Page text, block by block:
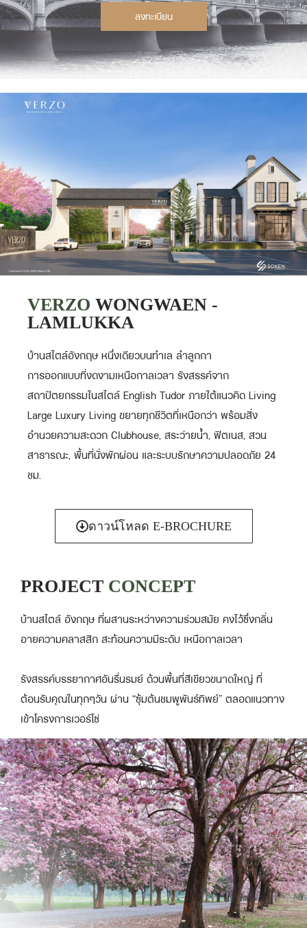
ลงทะเบียน
VERZO WONGWAEN -
LAMLUKKA
บ้านสไตล์อังกฤษ หนึ่งเดียวบนทำเล ลำลูกกา
การออกแบบที่งดงามเหนือกาลเวลา รังสรรค์จาก
สถาปัตยกรรมในสไตล์ English Tudor ภายใต้แนวคิด Living
Large Luxury Living ขยายทุกชีวิตที่เหนือกว่า พร้อมสิ่ง
อำนวยความสะดวก Clubhouse, สระว่ายน้ำ, ฟิตเนส, สวน
สาธารณะ, พื้นที่นั่งพักผ่อน และระบบรักษาความปลอดภัย 24
ชม.
ดาวน์โหลด E-BROCHURE
PROJECT CONCEPT
บ้านสไตล์ อังกฤษ ที่ผสานระหว่างความร่วมสมัย คงไว้ซึ่งกลิ่น
อายความคลาสสิก สะท้อนความมีระดับ เหนือกาลเวลา
รังสรรค์บรรยากาศอันรื่นรมย์ ด้วนพื้นที่สีเขียวขนาดใหญ่ ที่
ต้อนรับคุณในทุกๆวัน ผ่าน “ซุ้มต้นชมพูพันธ์ทิพย์” ตลอดแนวทาง
เข้าโครงการเวอร์โซ่